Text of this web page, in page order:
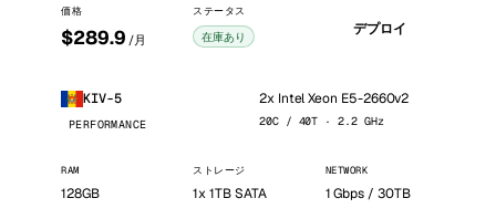
価格
$289.9 /月
ステータス
在庫あり デプロイ
KIV-5
PERFORMANCE
2x Intel Xeon E5-2660v2
20C / 40T · 2.2 GHz
RAM
128GB
ストレージ
1x 1TB SATA
NETWORK
1 Gbps / 30TB